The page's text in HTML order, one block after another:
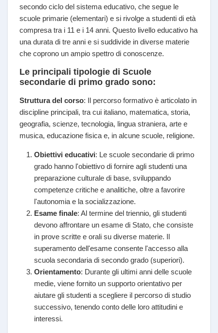
secondo ciclo del sistema educativo, che segue le
scuole primarie (elementari) e si rivolge a studenti di età
compresa tra i 11 e i 14 anni. Questo livello educativo ha
una durata di tre anni e si suddivide in diverse materie
che coprono un ampio spettro di conoscenze.
Le principali tipologie di Scuole
secondarie di primo grado sono:
Struttura del corso: Il percorso formativo è articolato in
discipline principali, tra cui italiano, matematica, storia,
geografia, scienze, tecnologia, lingua straniera, arte e
musica, educazione fisica e, in alcune scuole, religione.
Obiettivi educativi: Le scuole secondarie di primo
grado hanno l'obiettivo di fornire agli studenti una
preparazione culturale di base, sviluppando
competenze critiche e analitiche, oltre a favorire
l'autonomia e la socializzazione.
Esame finale: Al termine del triennio, gli studenti
devono affrontare un esame di Stato, che consiste
in prove scritte e orali su diverse materie. Il
superamento dell'esame consente l'accesso alla
scuola secondaria di secondo grado (superiori).
Orientamento: Durante gli ultimi anni delle scuole
medie, viene fornito un supporto orientativo per
aiutare gli studenti a scegliere il percorso di studio
successivo, tenendo conto delle loro attitudini e
interessi.